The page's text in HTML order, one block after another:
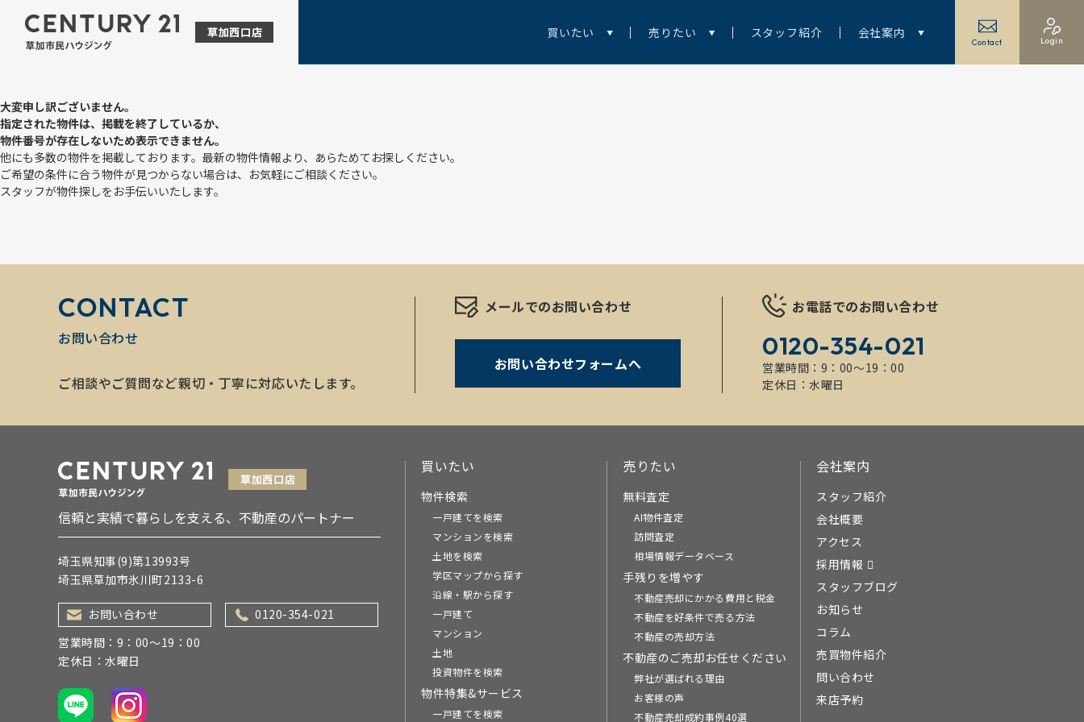
買いたい 売りたい スタッフ紹介 会社案内
Contact Login
大変申し訳ございません。
指定された物件は、掲載を終了しているか、
物件番号が存在しないため表示できません。
他にも多数の物件を掲載しております。最新の物件情報より、あらためてお探しください。
ご希望の条件に合う物件が見つからない場合は、お気軽にご相談ください。
スタッフが物件探しをお手伝いいたします。
CONTACT
お問い合わせ
ご相談やご質問など親切・丁寧に対応いたします。
メールでのお問い合わせ
お問い合わせフォームへ
お電話でのお問い合わせ
0120-354-021
営業時間：9：00～19：00
定休日：水曜日
信頼と実績で暮らしを支える、不動産のパートナー
埼玉県知事(9)第13993号
埼玉県草加市氷川町2133-6
お問い合わせ
0120-354-021
営業時間：9：00～19：00
定休日：水曜日
買いたい
物件検索
一戸建てを検索
マンションを検索
土地を検索
学区マップから探す
沿線・駅から探す
一戸建て
マンション
土地
投資物件を検索
物件特集&サービス
一戸建てを検索
売りたい
無料査定
AI物件査定
訪問査定
相場情報データベース
手残りを増やす
不動産売却にかかる費用と税金
不動産を好条件で売る方法
不動産の売却方法
不動産のご売却お任せください
弊社が選ばれる理由
お客様の声
不動産売却成約事例40選
会社案内
スタッフ紹介
会社概要
アクセス
採用情報
スタッフブログ
お知らせ
コラム
売買物件紹介
問い合わせ
来店予約